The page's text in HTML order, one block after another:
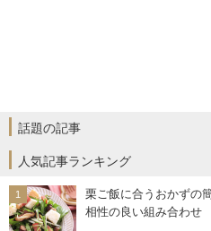
話題の記事
人気記事ランキング
栗ご飯に合うおかずの
相性の良い組み合わせ